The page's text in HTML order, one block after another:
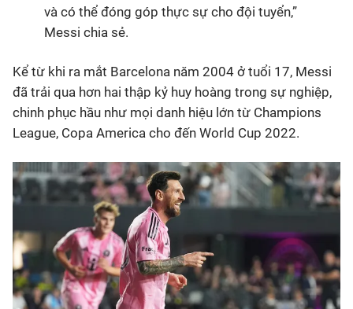
và có thể đóng góp thực sự cho đội tuyển,”
Messi chia sẻ.
Kể từ khi ra mắt Barcelona năm 2004 ở tuổi 17, Messi
đã trải qua hơn hai thập kỷ huy hoàng trong sự nghiệp,
chinh phục hầu như mọi danh hiệu lớn từ Champions
League, Copa America cho đến World Cup 2022.